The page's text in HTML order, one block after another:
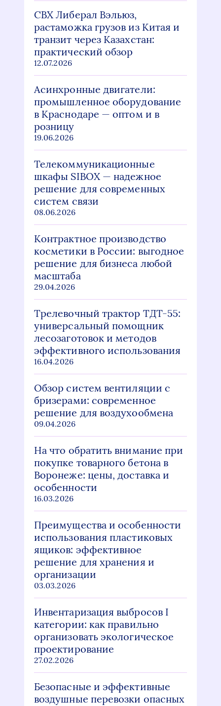
СВХ Либерал Вэльюз,
растаможка грузов из Китая и
транзит через Казахстан:
практический обзор
12.07.2026
Асинхронные двигатели:
промышленное оборудование
в Краснодаре — оптом и в
розницу
19.06.2026
Телекоммуникационные
шкафы SIBOX — надежное
решение для современных
систем связи
08.06.2026
Контрактное производство
косметики в России: выгодное
решение для бизнеса любой
масштаба
29.04.2026
Трелевочный трактор ТДТ-55:
универсальный помощник
лесозаготовок и методов
эффективного использования
16.04.2026
Обзор систем вентиляции с
бризерами: современное
решение для воздухообмена
09.04.2026
На что обратить внимание при
покупке товарного бетона в
Воронеже: цены, доставка и
особенности
16.03.2026
Преимущества и особенности
использования пластиковых
ящиков: эффективное
решение для хранения и
организации
03.03.2026
Инвентаризация выбросов I
категории: как правильно
организовать экологическое
проектирование
27.02.2026
Безопасные и эффективные
воздушные перевозки опасных